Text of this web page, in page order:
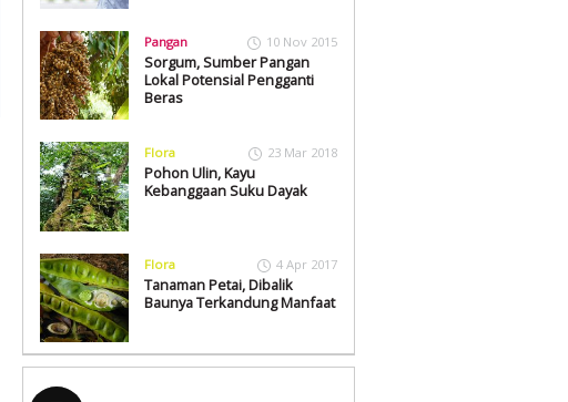
Pangan 10 Nov 2015
Sorgum, Sumber Pangan
Lokal Potensial Pengganti
Beras
Flora 23 Mar 2018
Pohon Ulin, Kayu
Kebanggaan Suku Dayak
Flora 4 Apr 2017
Tanaman Petai, Dibalik
Baunya Terkandung Manfaat